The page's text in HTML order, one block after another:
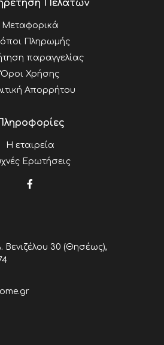
Πελατών
Μεταφορικά
Πληρωμής
παραγγελίας
Όροι Χρήσης
Απορρήτου
Η εταιρεία
Ερωτήσεις
30 (Θησέως),